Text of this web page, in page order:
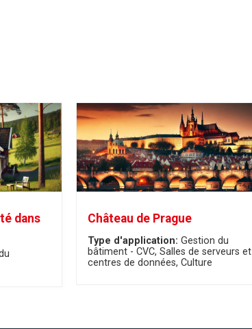
dans
Château de Prague
Type d'application: Gestion du
bâtiment - CVC Salles de serveurs et
centres de données Culture